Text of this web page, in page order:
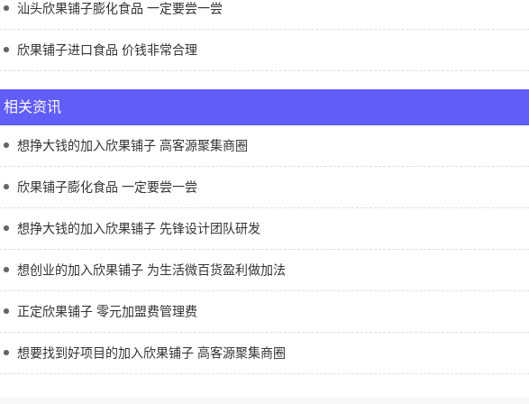
汕头欣果铺子膨化食品 一定要尝一尝
欣果铺子进口食品 价钱非常合理
相关资讯
想挣大钱的加入欣果铺子 高客源聚集商圈
欣果铺子膨化食品 一定要尝一尝
想挣大钱的加入欣果铺子 先锋设计团队研发
想创业的加入欣果铺子 为生活微百货盈利做加法
正定欣果铺子 零元加盟费管理费
想要找到好项目的加入欣果铺子 高客源聚集商圈